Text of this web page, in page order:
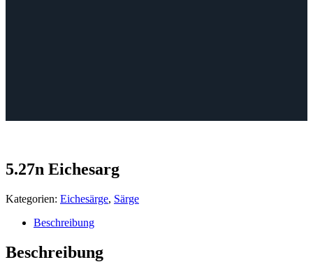
5.27n Eichesarg
Kategorien: Eichesärge, Särge
Beschreibung
Beschreibung